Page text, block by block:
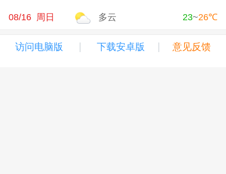
08/16 周日 多云 23~26℃
访问电脑版 | 下载安卓版 | 意见反馈